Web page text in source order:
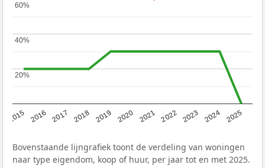
2015 2016 2017 2018 2019 2020 2021 2022 2023 2024 2025
20%
20%
40%
40%
60%
60%
Bovenstaande lijngrafiek toont de verdeling van woningen
naar type eigendom, koop of huur, per jaar tot en met 2025.